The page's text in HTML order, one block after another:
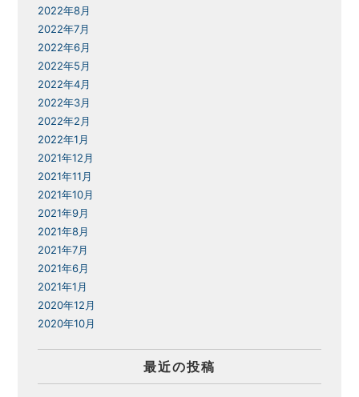
2022年8月
2022年7月
2022年6月
2022年5月
2022年4月
2022年3月
2022年2月
2022年1月
2021年12月
2021年11月
2021年10月
2021年9月
2021年8月
2021年7月
2021年6月
2021年1月
2020年12月
2020年10月
最近の投稿